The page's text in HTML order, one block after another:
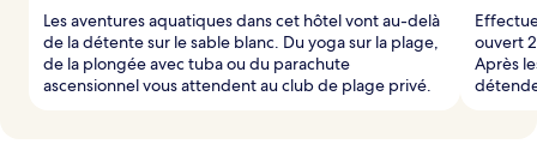
Les aventures aquatiques dans cet hôtel vont au-delà
de la détente sur le sable blanc. Du yoga sur la plage,
de la plongée avec tuba ou du parachute
ascensionnel vous attendent au club de plage privé.
ouvert
Après